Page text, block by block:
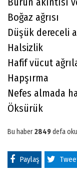
Boğaz ağrısı
Düşük dereceli
Halsizlik
Hafif vücut
Hapşırma
Nefes almada
Öksürük
Bu haber2849defa
Paylaş